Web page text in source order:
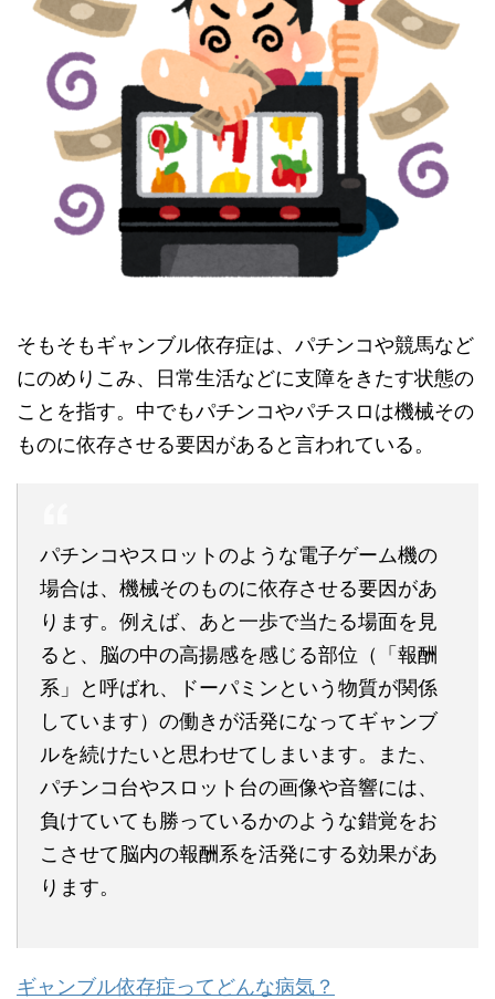
そもそもギャンブル依存症は、パチンコや競馬など
にのめりこみ、日常生活などに支障をきたす状態の
ことを指す。中でもパチンコやパチスロは機械その
ものに依存させる要因があると言われている。
パチンコやスロットのような電子ゲーム機の
場合は、機械そのものに依存させる要因があ
ります。例えば、あと一歩で当たる場面を見
ると、脳の中の高揚感を感じる部位（「報酬
系」と呼ばれ、ドーパミンという物質が関係
しています）の働きが活発になってギャンブ
ルを続けたいと思わせてしまいます。また、
パチンコ台やスロット台の画像や音響には、
負けていても勝っているかのような錯覚をお
こさせて脳内の報酬系を活発にする効果があ
ります。
ギャンブル依存症ってどんな病気？